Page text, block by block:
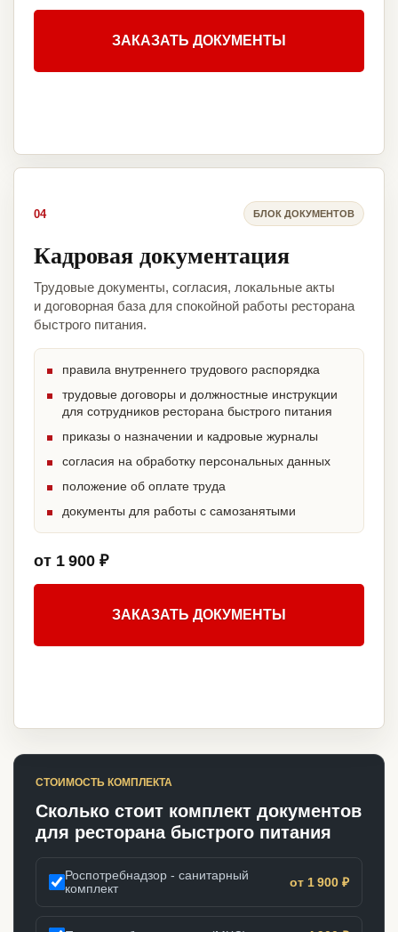
ЗАКАЗАТЬ ДОКУМЕНТЫ
04 БЛОК ДОКУМЕНТОВ
Кадровая документация
Трудовые документы, согласия, локальные акты
и договорная база для спокойной работы ресторана
быстрого питания.
правила внутреннего трудового распорядка
трудовые договоры и должностные инструкции
для сотрудников ресторана быстрого питания
приказы о назначении и кадровые журналы
согласия на обработку персональных данных
положение об оплате труда
документы для работы с самозанятыми
от 1 900 ₽
ЗАКАЗАТЬ ДОКУМЕНТЫ
СТОИМОСТЬ КОМПЛЕКТА
Сколько стоит комплект документов
для ресторана быстрого питания
Роспотребнадзор - санитарный
комплект
от 1 900 ₽